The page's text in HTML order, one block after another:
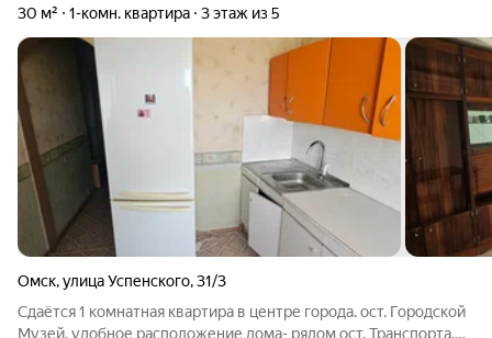
30 м² 1-комн. квартира 3 этаж из 5
Омск,улица Успенского,31/3
Сдаётся 1 комнатная квартира в центре города. ост. Городской
Музей. удобное расположение дома- рядом ост. Транспорта,